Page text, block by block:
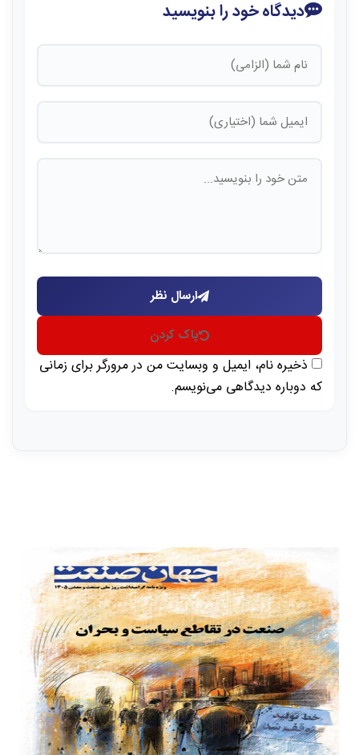
دیدگاه خود را بنویسید
ارسال نظر
پاک کردن
ذخیره نام، ایمیل و وبسایت من در مرورگر برای زمانی
که دوباره دیدگاهی می‌نویسم.